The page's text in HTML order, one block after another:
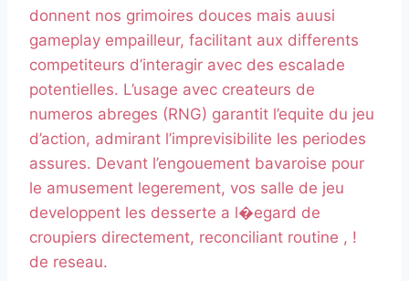
donnent nos grimoires douces mais auusi
gameplay empailleur, facilitant aux differents
competiteurs d’interagir avec des escalade
potentielles. L’usage avec createurs de
numeros abreges (RNG) garantit l’equite du jeu
d’action, admirant l’imprevisibilite les periodes
assures. Devant l’engouement bavaroise pour
le amusement legerement, vos salle de jeu
developpent les desserte a l�egard de
croupiers directement, reconciliant routine , !
de reseau.